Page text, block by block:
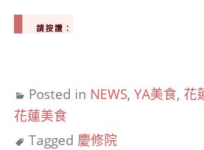
請按讚：
Posted in NEWS, YA美食, 花
花蓮美食
Tagged 慶修院